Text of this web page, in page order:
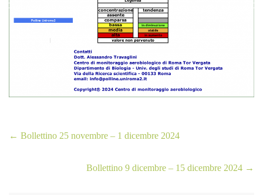
← Bollettino 25 novembre – 1 dicembre 2024
Bollettino 9 dicembre – 15 dicembre 2024 →